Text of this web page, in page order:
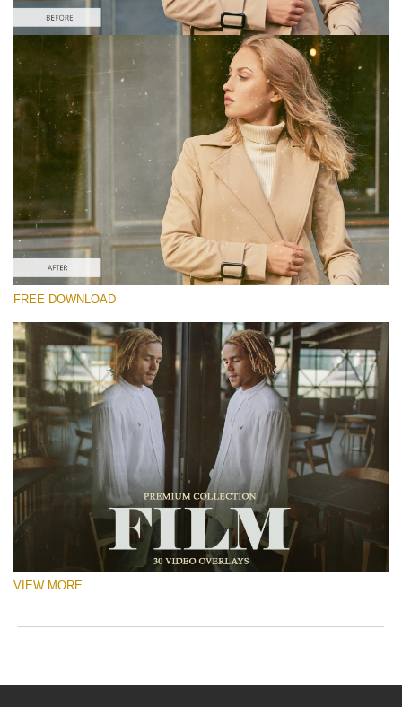
Please select
Free Video Overlay #4
Film Effect
Free download
FREE DOWNLOAD
VIEW MORE